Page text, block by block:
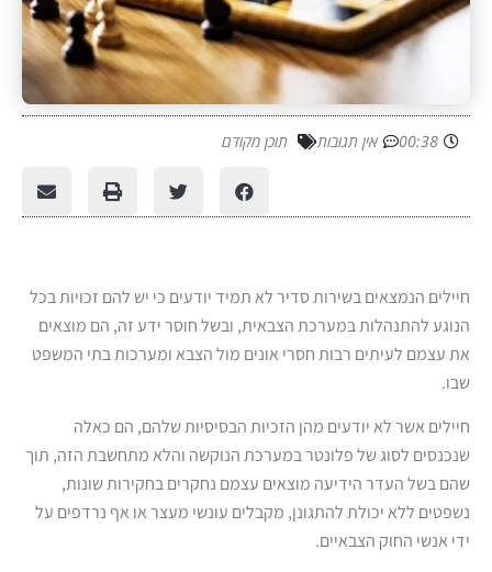
00:38 אין תגובות תוכן מקודם
חיילים הנמצאים בשירות סדיר לא תמיד יודעים כי יש להם זכויות בכל
הנוגע להתנהלות במערכת הצבאית, ובשל חוסר ידע זה, הם מוצאים
את עצמם לעיתים רבות חסרי אונים מול הצבא ומערכות בתי המשפט
שבו.
חיילים אשר לא יודעים מהן הזכיות הבסיסיות שלהם, הם כאלה
שנכנסים לסוג של פלונטר במערכת הנוקשה והלא מתחשבת הזה, תוך
שהם בשל העדר הידיעה מוצאים עצמם נחקרים בחקירות שונות,
נשפטים ללא יכולת להתגונן, מקבלים עונשי מעצר או אף נרדפים על
ידי אנשי החוק הצבאיים.